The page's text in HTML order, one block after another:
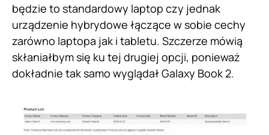
będzie to standardowy laptop czy jednak
urządzenie hybrydowe łączące w sobie cechy
zarówno laptopa jak i tabletu. Szczerze mówią
skłaniałbym się ku tej drugiej opcji, ponieważ
dokładnie tak samo wyglądał Galaxy Book 2.